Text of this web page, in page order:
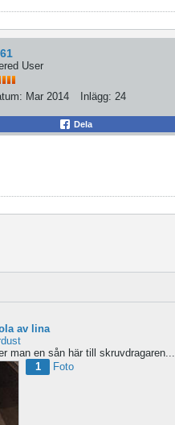
User
Mar 2014 Inlägg: 24
Dela
av lina
man en sån här till skruvdragaren...
1
Foto